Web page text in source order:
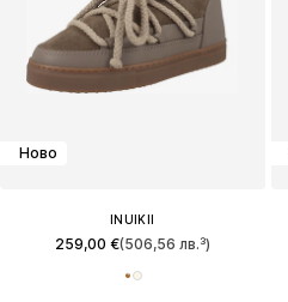
Ново
INUIKII
259,00 €(506,56 лв.³)